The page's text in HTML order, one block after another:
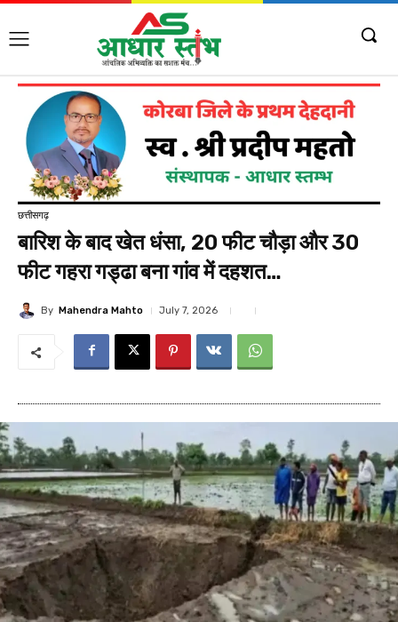
छत्तीसगढ़
बारिश के बाद खेत धंसा, 20 फीट चौड़ा और 30
फीट गहरा गड्ढा बना गांव में दहशत…
By Mahendra Mahto July 7, 2026